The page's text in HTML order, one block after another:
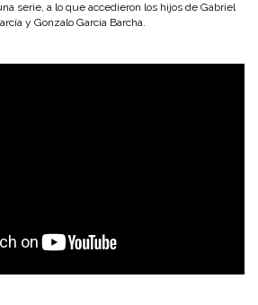
serie, a lo que accedieron los hijos de Gabriel
y Gonzalo García Barcha.